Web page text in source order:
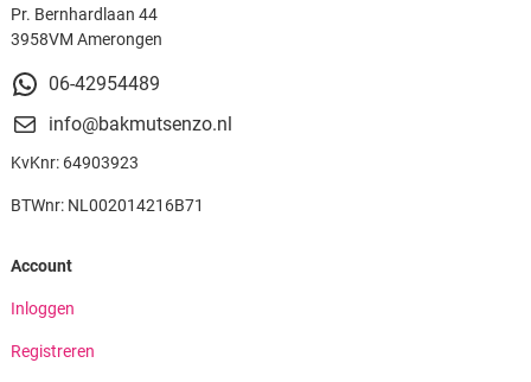
Pr. Bernhardlaan 44
3958VM Amerongen
06-42954489
info@bakmutsenzo.nl
KvKnr: 64903923
BTWnr: NL002014216B71
Account
Inloggen
Registreren